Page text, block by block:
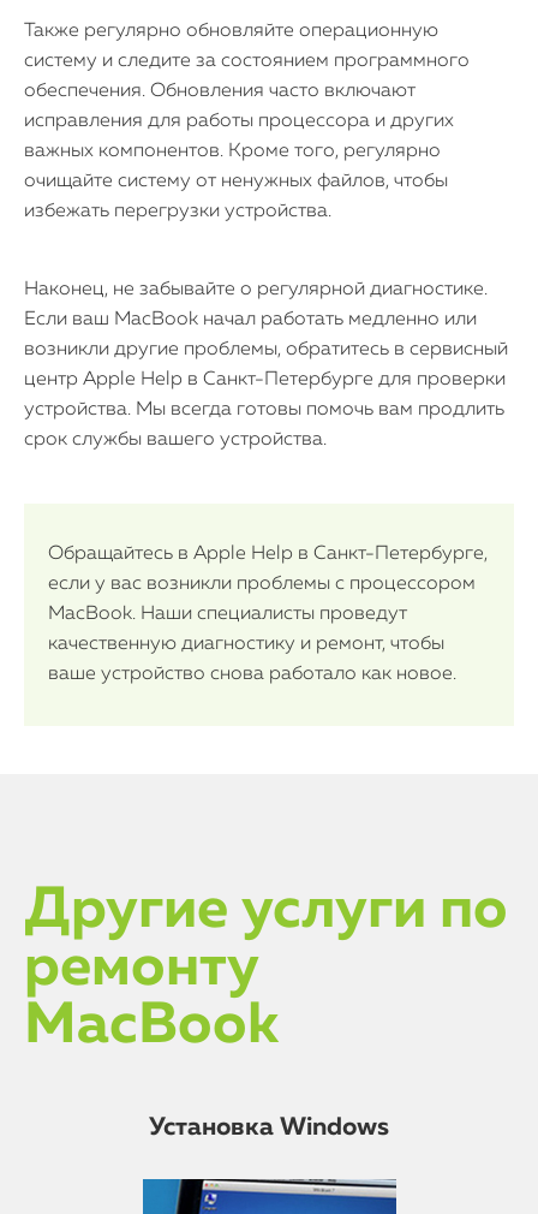
Также регулярно обновляйте операционную
систему и следите за состоянием программного
обеспечения. Обновления часто включают
исправления для работы процессора и других
важных компонентов. Кроме того, регулярно
очищайте систему от ненужных файлов, чтобы
избежать перегрузки устройства.
Наконец, не забывайте о регулярной диагностике.
Если ваш MacBook начал работать медленно или
возникли другие проблемы, обратитесь в сервисный
центр Apple Help в Санкт-Петербурге для проверки
устройства. Мы всегда готовы помочь вам продлить
срок службы вашего устройства.
Обращайтесь в Apple Help в Санкт-Петербурге,
если у вас возникли проблемы с процессором
MacBook. Наши специалисты проведут
качественную диагностику и ремонт, чтобы
ваше устройство снова работало как новое.
Другие услуги по
ремонту
MacBook
Установка Windows